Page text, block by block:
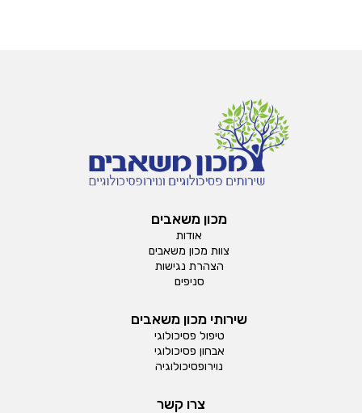
מכון משאבים
אודות
צוות מכון משאבים
הצהרת נגישות
סניפים
שירותי מכון משאבים
טיפול פסיכולוגי
אבחון פסיכולוגי
נוירופסיכולוגיה
צרו קשר